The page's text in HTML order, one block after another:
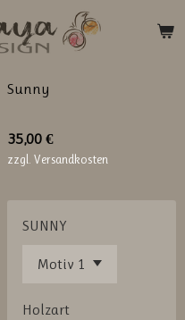
Sunny
35,00 €
zzgl. Versandkosten
SUNNY
Holzart